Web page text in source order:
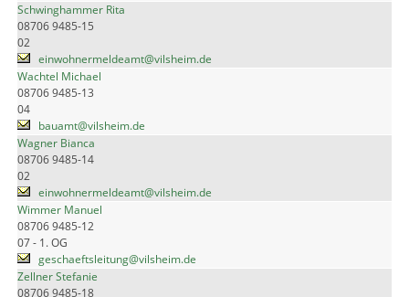
Schwinghammer Rita
08706 9485-15
02
einwohnermeldeamt@vilsheim.de
Wachtel Michael
08706 9485-13
04
bauamt@vilsheim.de
Wagner Bianca
08706 9485-14
02
einwohnermeldeamt@vilsheim.de
Wimmer Manuel
08706 9485-12
07 - 1. OG
geschaeftsleitung@vilsheim.de
Zellner Stefanie
08706 9485-18